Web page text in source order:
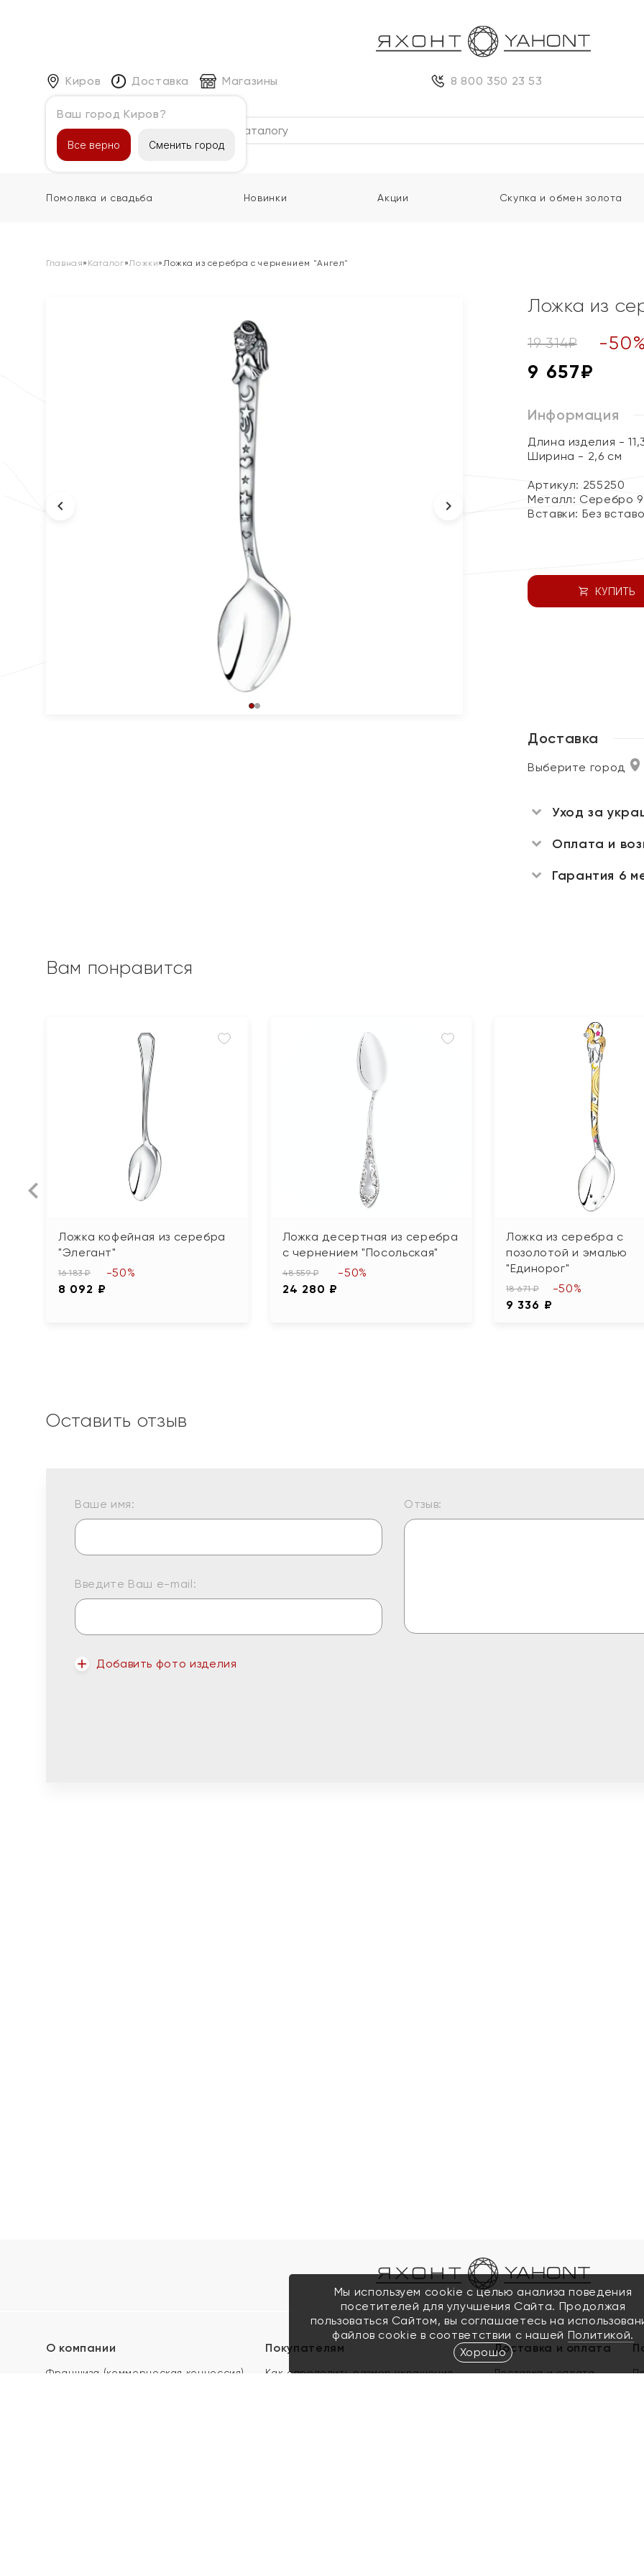
Киров
Ваш город Киров?
Все верно Сменить город
Доставка Магазины 8 800 350 23 53
Каталог
Помолвка и свадьба Новинки Акции Скупка и обмен золота
Главная» Каталог»Ложки»Ложка из серебра с чернением "Ангел"
Ложка из
19 314₽ -50%
9 657₽
Информация
Длина изделия -
Ширина - 2,6 см
Артикул: 255250
Металл: Серебро
Вставки: Без
КУПИТЬ
Доставка
Выберите город
Уход за
Оплата и
Гарантия 6
Вам понравится
Ложка кофейная из серебра
"Элегант"
16 183 ₽
8 092 ₽
-50%
Ложка десертная из серебра
с чернением "Посольская"
48 559 ₽
24 280 ₽
-50%
Ложка из серебра с
позолотой и эмалью
"Единорог"
18 671 ₽
9 336 ₽
-50%
Оставить отзыв
Ваше имя:
Введите Ваш e-mail:
Добавить фото изделия
Отзыв:
О компании
Франшиза (коммерческая концессия)
Покупателям
Как определить размер украшения
Доставка и оплата
Доставка и оплата
Мы используем cookie с целью анализа поведения
посетителей для улучшения Сайта. Продолжая
пользоваться Сайтом, вы соглашаетесь на
файлов cookie в соответствии с нашей Политикой.
Хорошо